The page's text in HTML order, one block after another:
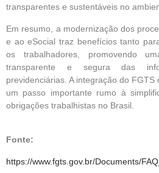
transparentes e sustentáveis no
Em resumo, a modernização dos
e ao eSocial traz benefícios tanto
os trabalhadores, promovendo
transparente e segura das
previdenciárias. A integração do
um passo importante rumo à
obrigações trabalhistas no Brasil.
Fonte:
https://www.fgts.gov.br/Documents/